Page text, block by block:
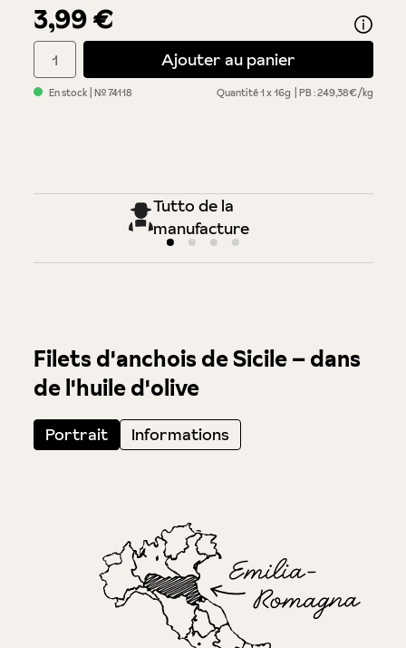
3,99 €
En stock | №74118 Quantité1 x 16g PB : 249,38€/kg
Quantité de produit : Entrez la quantité souhaitée ou utilisez
Ajouter au panier
Tutto de la
manufacture
Filets d'anchois de Sicile – dans
de l'huile d'olive
Portrait Informations